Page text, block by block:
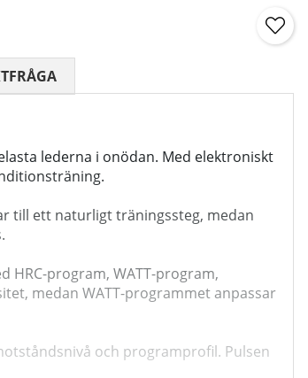
lederna i onödan. Med elektroniskt
till ett naturligt träningssteg, medan
program, WATT-program,
medan WATT-programmet anpassar
och programprofil. Pulsen
BETYG 0